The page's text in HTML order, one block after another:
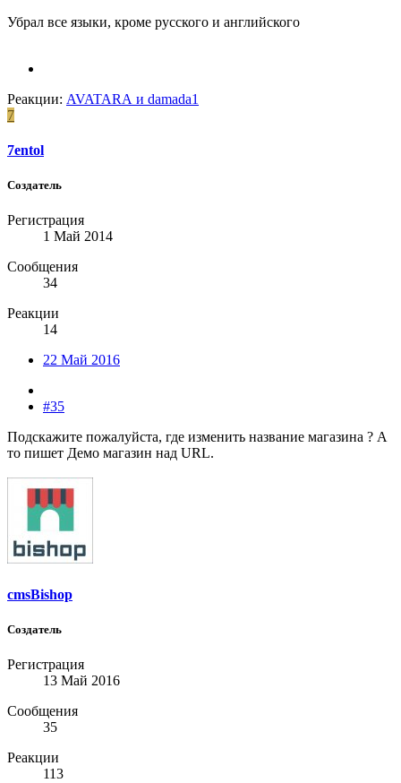
Убрал все языки, кроме русского и английского
Реакции: AVATARA и damada1
7
7entol
Создатель
Регистрация
1 Май 2014
Сообщения
34
Реакции
14
22 Май 2016
#35
Подскажите пожалуйста, где изменить название магазина ? А
то пишет Демо магазин над URL.
cmsBishop
Создатель
Регистрация
13 Май 2016
Сообщения
35
Реакции
113